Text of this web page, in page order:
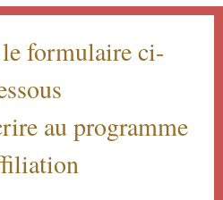
formulaire ci-
au programme